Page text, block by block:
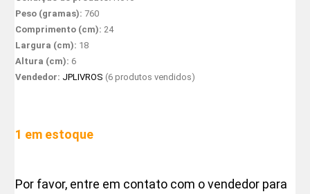
Peso (gramas):760
Comprimento (cm): 24
Largura (cm): 18
Altura (cm): 6
Vendedor: JPLIVROS (6 produtos vendidos)
1 em estoque
Por favor, entre em contato com o vendedor para